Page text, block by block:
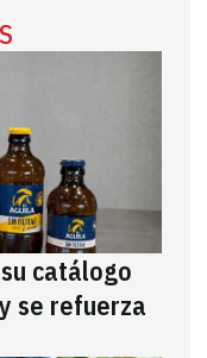
catálogo
se refuerza